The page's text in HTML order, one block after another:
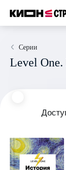
Серии
Level